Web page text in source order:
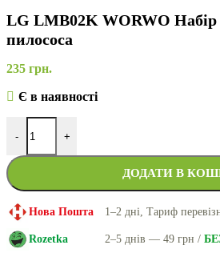
LG LMB02K WORWO
пилососа
235 грн.
Є в наявності
- +
ДОДАТИ В
Нова Пошта 1–2 дні, Тариф
Rozetka 2–5 днів — 49 грн /